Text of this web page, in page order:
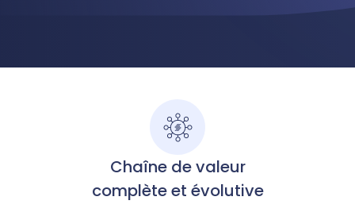
Chaîne de valeur
complète et évolutive